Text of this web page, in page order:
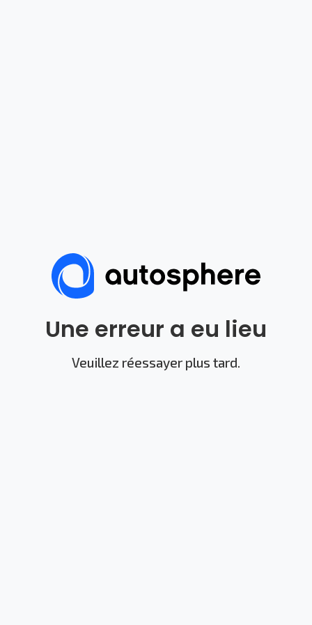
Une erreur a eu lieu
Veuillez réessayer plus tard.